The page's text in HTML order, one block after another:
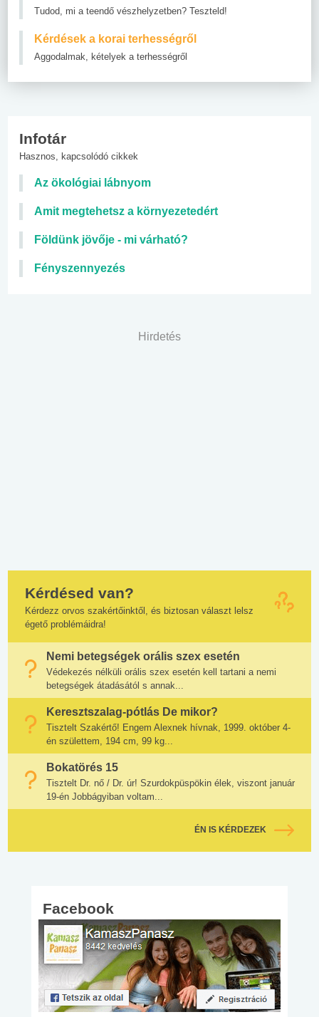
Tudod, mi a teendő vészhelyzetben? Teszteld!
Kérdések a korai terhességről
Aggodalmak, kételyek a terhességről
Infotár
Hasznos, kapcsolódó cikkek
Az ökológiai lábnyom
Amit megtehetsz a környezetedért
Földünk jövője - mi várható?
Fényszennyezés
Hirdetés
Kérdésed van?
Kérdezz orvos szakértőinktől, és biztosan választ lelsz
égető problémáidra!
Nemi betegségek orális szex esetén
Védekezés nélküli orális szex esetén kell tartani a nemi
betegségek átadásától s annak...
Keresztszalag-pótlás De mikor?
Tisztelt Szakértő! Engem Alexnek hívnak, 1999. október 4-
én születtem, 194 cm, 99 kg...
Bokatörés 15
Tisztelt Dr. nő / Dr. úr! Szurdokpüspökin élek, viszont január
19-én Jobbágyiban voltam...
ÉN IS KÉRDEZEK
Facebook